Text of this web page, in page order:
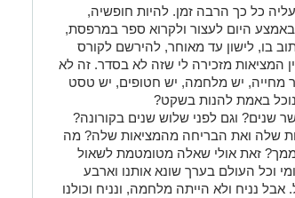
כל כך הרבה זמן. להיות חופשיה,
באמצע היום לעצור ולקרוא ספר במרפסת,
בו, לישון עד מאוחר, להירשם לקורס
המציאות מזכירה לי שזה לא בסדר. זה לא
מחייה, יש מלחמה, יש חטופים, יש טסט
באמת להנות בשקט?
שנים? וגם לפני שלוש שנים בקורונה?
שלה ואת הבריחה מהמציאות שלה? מה
זאת אולי שאלה מטומטמת לשאול
וכל העולם בערך שונא אותנו וארבע
. אבל נניח ולא הייתה מלחמה, ונניח וכולנו